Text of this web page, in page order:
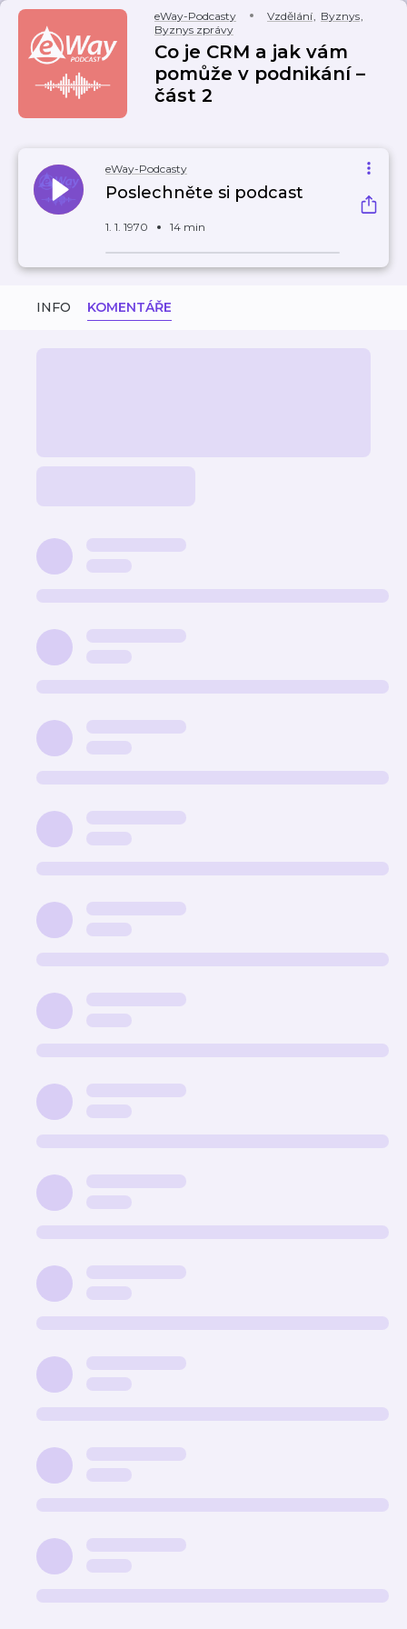
eWay-Podcasty Vzdělání, Byznys,
Byznys zprávy
Co je CRM a jak vám
pomůže v podnikání –
část 2
eWay-Podcasty
Poslechněte si podcast
1. 1. 1970 14 min
INFO KOMENTÁŘE